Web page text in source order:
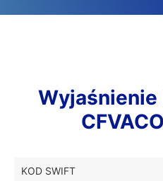
Wyjaśnienie
KOD SWIFT